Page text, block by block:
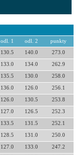
odl. 1 odl. 2 punkty
130.5 140.0 273.0
133.0 134.0 262.9
135.5 130.0 258.0
136.0 126.0 256.1
126.0 130.5 253.8
127.0 126.5 252.3
133.5 131.5 252.1
128.5 131.0 250.0
127.0 133.0 247.2